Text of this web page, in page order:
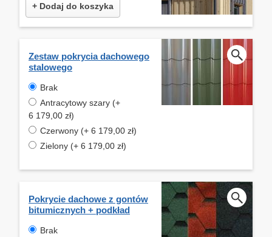
+ Dodaj do koszyka
Zestaw pokrycia dachowego
stalowego
Brak
Antracytowy szary (+
6 179,00 zł)
Czerwony (+ 6 179,00 zł)
Zielony (+ 6 179,00 zł)
Pokrycie dachowe z gontów
bitumicznych + podkład
Brak